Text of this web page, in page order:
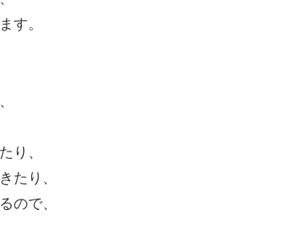
す。
り、
たり、
ので、